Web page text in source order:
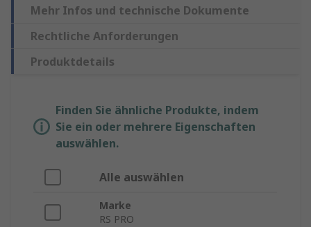
Mehr Infos und technische Dokumente
Rechtliche Anforderungen
Produktdetails
Finden Sie ähnliche Produkte, indem
Sie ein oder mehrere Eigenschaften
auswählen.
Alle auswählen
Marke
RS PRO